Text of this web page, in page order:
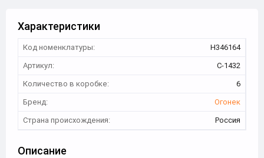
Характеристики
Код номенклатуры:
Н346164
Артикул:
С-1432
Количество в коробке:
6
Бренд:
Огонек
Страна происхождения:
Россия
Описание